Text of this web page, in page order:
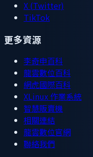
X (Twitter)
TikTok
更多資源
李奇申百科
龍雲數位百科
網虎國際百科
XLinux 作業系統
智慧販賣機
相關連結
龍雲數位官網
聯絡我們